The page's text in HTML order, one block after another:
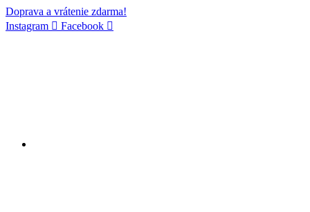
Doprava a vrátenie zdarma!
Instagram
Facebook